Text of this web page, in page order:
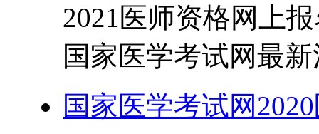
2021医师资格网上
国家医学考试网最
国家医学考试网